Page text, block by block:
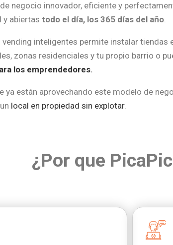
negocio innovador, eficiente y
y abiertas todo el día, los 365 días del año.
inteligentes permite instalar
zonas residenciales y tu propio barrio o
los emprendedores.
ya están aprovechando este modelo de
local en propiedad sin explotar.
¿Por que